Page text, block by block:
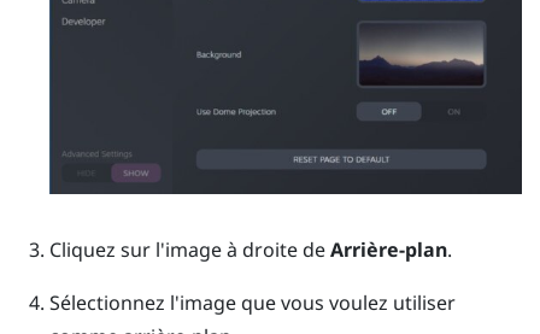
Cliquez sur l'image à droite deArrière-plan.
Sélectionnez l'image que vous voulez utiliser